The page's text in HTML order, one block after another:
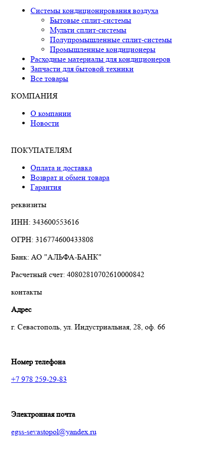
Системы кондиционирования воздуха
Бытовые сплит-системы
Мульти сплит-системы
Полупромышленные сплит-системы
Промышленные кондиционеры
Расходные материалы для кондиционеров
Запчасти для бытовой техники
Все товары
КОМПАНИЯ
О компании
Новости
ПОКУПАТЕЛЯМ
Оплата и доставка
Возврат и обмен товара
Гарантия
реквизиты
ИНН: 343600553616
ОГРН: 316774600433808
Банк: АО "АЛЬФА-БАНК"
Расчетный счет: 40802810702610000842
контакты
Адрес
г. Севастополь, ул. Индустриальная, 28, оф. 66
Номер телефона
+7 978 259-29-83
Электронная почта
egss-sevastopol@yandex.ru